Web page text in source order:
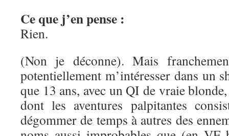
Ce que j’en pense :
Rien.
(Non je déconne). Mais
potentiellement m’intéresser dans un
que 13 ans, avec un QI de vraie
dont les aventures palpitantes
dégommer de temps à autres des